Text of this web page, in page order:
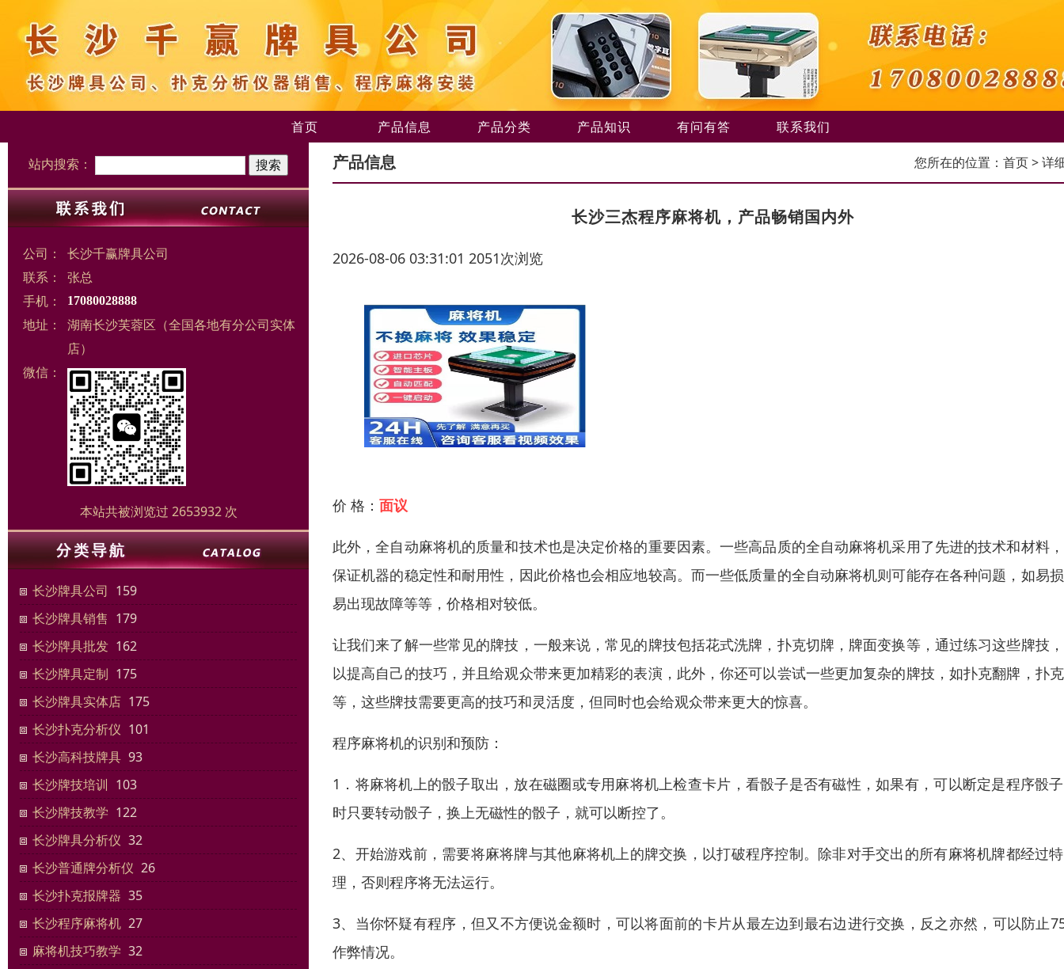
首页 产品信息 产品分类 产品知识 有问有答 联系我们
站内搜索：
公司：
长沙千赢牌具公司
联系：
张总
手机：
17080028888
地址：
湖南长沙芙蓉区（全国各地有分公司实体
店）
微信：
本站共被浏览过 2653932 次
长沙牌具公司 159
长沙牌具销售 179
长沙牌具批发 162
长沙牌具定制 175
长沙牌具实体店 175
长沙扑克分析仪 101
长沙高科技牌具 93
长沙牌技培训 103
长沙牌技教学 122
长沙牌具分析仪 32
长沙普通牌分析仪 26
长沙扑克报牌器 35
长沙程序麻将机 27
麻将机技巧教学 32
产品信息 您所在的位置： 首页> 详
长沙三杰程序麻将机，产品畅销国内外
2026-08-06 03:31:01 2051次浏览
价 格： 面议
此外，全自动麻将机的质量和技术也是决定价格的重要因素。一些高品质的全自动麻将机采用了先进的技术和材料
保证机器的稳定性和耐用性，因此价格也会相应地较高。而一些低质量的全自动麻将机则可能存在各种问题，如易
易出现故障等等，价格相对较低。
让我们来了解一些常见的牌技，一般来说，常见的牌技包括花式洗牌，扑克切牌，牌面变换等，通过练习这些牌技
以提高自己的技巧，并且给观众带来更加精彩的表演，此外，你还可以尝试一些更加复杂的牌技，如扑克翻牌，扑
等，这些牌技需要更高的技巧和灵活度，但同时也会给观众带来更大的惊喜。
程序麻将机的识别和预防：
1．将麻将机上的骰子取出，放在磁圈或专用麻将机上检查卡片，看骰子是否有磁性，如果有，可以断定是程序骰
时只要转动骰子，换上无磁性的骰子，就可以断控了。
2、开始游戏前，需要将麻将牌与其他麻将机上的牌交换，以打破程序控制。除非对手交出的所有麻将机牌都经过
理，否则程序将无法运行。
3、当你怀疑有程序，但又不方便说金额时，可以将面前的卡片从最左边到最右边进行交换，反之亦然，可以防止
作弊情况。